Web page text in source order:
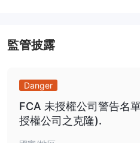
監管披露
Danger
FCA 未授權公司警告名
授權公司之克隆).